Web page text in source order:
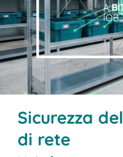
A
IOB.
Sicurezza
di rete